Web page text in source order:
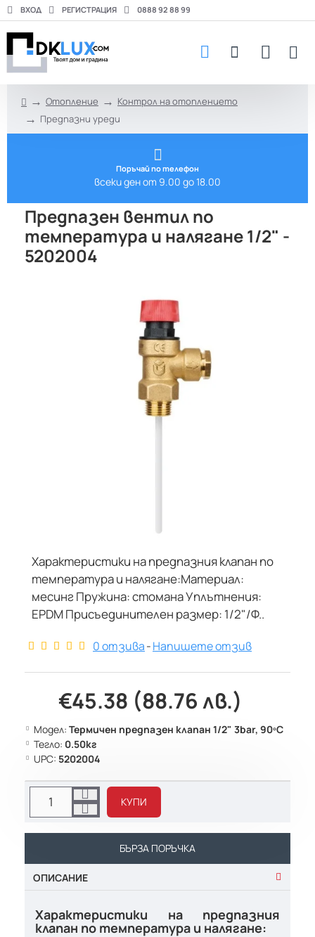
ВХОД РЕГИСТРАЦИЯ 0888 92 88 99
Отопление
Контрол на отоплението
Предпазни уреди
Поръчай по телефон
всеки ден от 9.00 до 18.00
Предпазен вентил по
температура и налягане 1/2" -
5202004
Характеристики на предпазния клапан по
температура и налягане:Материал:
месинг Пружина: стомана Уплътнения:
EPDM Присъединителен размер: 1/2"/Ф..
0 отзива-Напишете отзив
€45.38 (88.76 лв.)
Модел: Термичен предпазен клапан 1/2" 3bar, 90ºC
Тегло: 0.50кг
UPC: 5202004
КУПИ
БЪРЗА ПОРЪЧКА
ОПИСАНИЕ
Характеристики на предпазния
клапан по температура и налягане: